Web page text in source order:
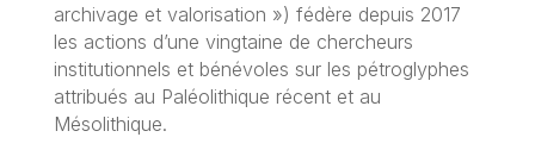
archivage et valorisation ») fédère depuis 2017
les actions d’une vingtaine de chercheurs
institutionnels et bénévoles sur les pétroglyphes
attribués au Paléolithique récent et au
Mésolithique.